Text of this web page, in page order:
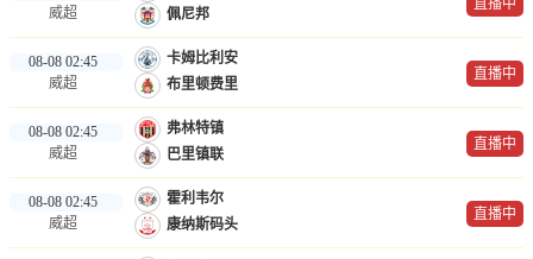
威超
佩尼邦
直播中
08-08 02:45
威超
卡姆比利安
布里顿费里
直播中
08-08 02:45
威超
弗林特镇
巴里镇联
直播中
08-08 02:45
威超
霍利韦尔
康纳斯码头
直播中